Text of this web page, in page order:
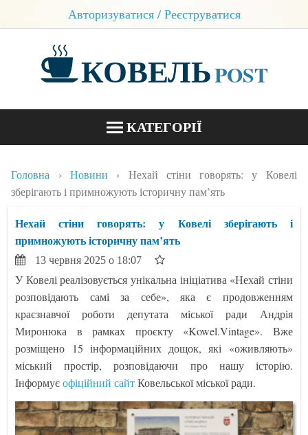
Авторизуватися / Реєструватися
КОВЕЛЬPOST
КАТЕГОРІЇ
БЛОГИ
КОНТАКТИ
Головна Новини
Нехай стіни говорять: у Ковелі
зберігають і примножують історичну пам’ять
Нехай стіни говорять: у Ковелі зберігають і
примножують історичну пам’ять
13 червня 2025 о 18:07
У Ковелі реалізовується унікальна ініціатива «Нехай стіни
розповідають самі за себе», яка є продовженням
краєзнавчої роботи депутата міської ради Андрія
Миронюка в рамках проєкту «Kowel.Vintage». Вже
розміщено 15 інформаційних дощок, які «оживляють»
міський простір, розповідаючи про нашу історію.
Інформуєофіційний сайтКовельської міської ради.